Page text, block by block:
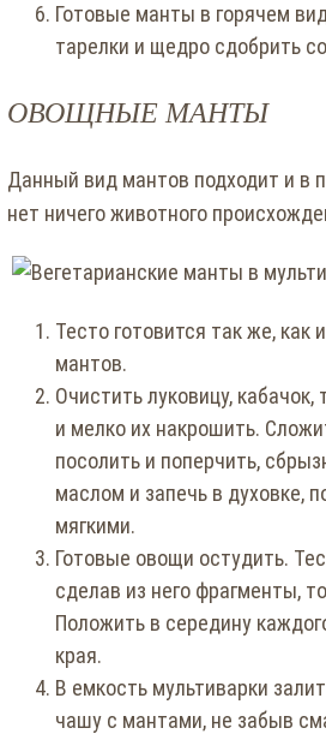
Готовые манты в горячем
тарелки и щедро сдобрить
ОВОЩНЫЕ МАНТЫ
Данный вид мантов подходит и в
нет ничего животного
Тесто готовится так же, как
мантов.
Очистить луковицу, кабачок,
и мелко их накрошить.
посолить и поперчить,
маслом и запечь в духовке,
мягкими.
Готовые овощи остудить.
сделав из него фрагменты,
Положить в середину
края.
В емкость мультиварки
чашу с мантами, не забыв